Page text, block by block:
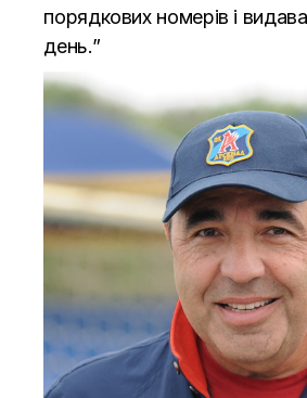
порядкових номерів і
день.”